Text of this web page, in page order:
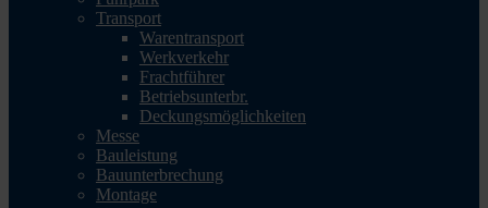
Transport
Warentransport
Werkverkehr
Frachtführer
Betriebsunterbr.
Deckungsmöglichkeiten
Messe
Bauleistung
Bauunterbrechung
Montage